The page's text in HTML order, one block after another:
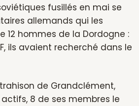
fusillés en mai se
allemands qui les
12 hommes de la Dordogne :
ils avaient recherché dans le
de Grandclément,
8 de ses membres le